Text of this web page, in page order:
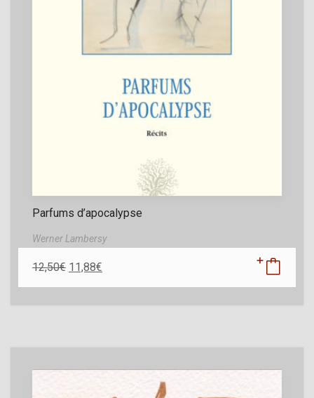
Parfums d’apocalypse
Werner Lambersy
12,50€ 11,88€